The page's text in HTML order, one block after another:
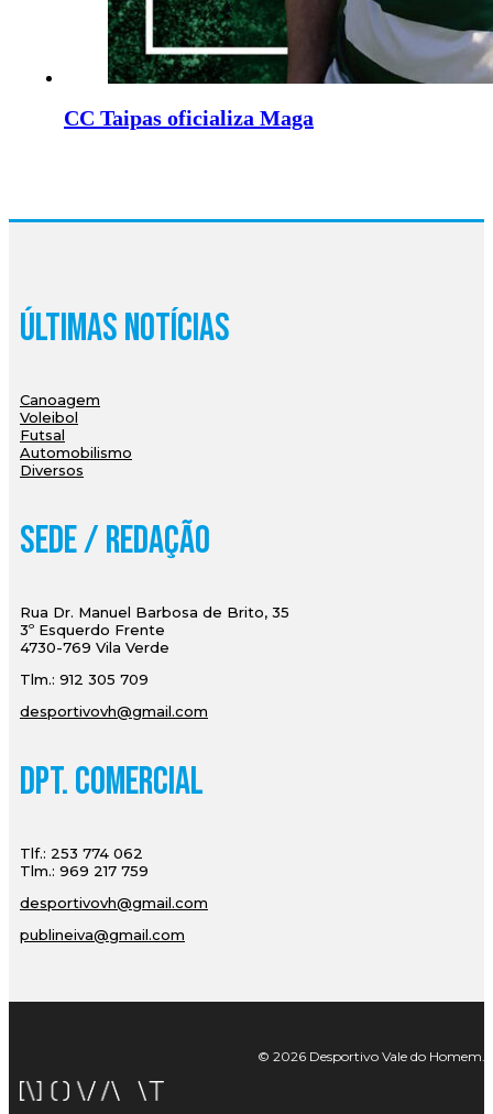
CC Taipas oficializa Maga
Últimas Notícias
Canoagem
Voleibol
Futsal
Automobilismo
Diversos
Sede / Redação
Rua Dr. Manuel Barbosa de Brito, 35
3º Esquerdo Frente
4730-769 Vila Verde
Tlm.: 912 305 709
desportivovh@gmail.com
Dpt. Comercial
Tlf.: 253 774 062
Tlm.: 969 217 759
desportivovh@gmail.com
publineiva@gmail.com
© 2026 Desportivo Vale do Homem.